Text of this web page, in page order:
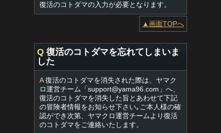
復活のコトダマの入力が必要となります。
▲画面TOPへ
Q 復活のコトダマを忘れてしまいま
した
A復活のコトダマを消失された際は、ヤマク
ロ運営チーム「support@yama96.com 」へ、
復活のコトダマを消失した旨とあわせて下記
の冒険者情報をお知らせ下さい｡ご本人様の確
認ができ次第、ヤマクロ運営チームより復活
のコトダマをご連絡いたします。